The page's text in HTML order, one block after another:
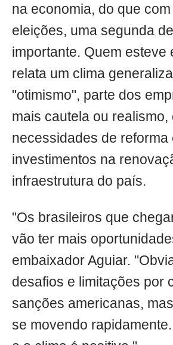
na economia, do que
eleições, uma segunda
importante. Quem esteve
relata um clima
"otimismo", parte dos
mais cautela ou realismo,
necessidades de reforma
investimentos na
infraestrutura do país.
"Os brasileiros que
vão ter mais
embaixador Aguiar.
desafios e limitações por
sanções americanas,
se movendo